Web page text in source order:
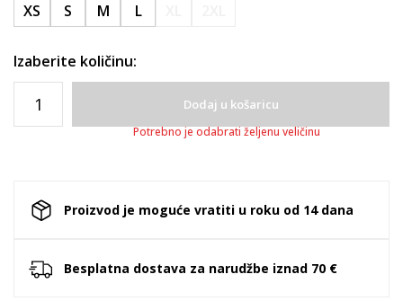
XS S M L
Izaberite količinu:
Dodaj u košaricu
Potrebno je odabrati željenu veličinu
Proizvod je moguće vratiti u roku od 14 dana
Besplatna dostava za narudžbe iznad 70 €